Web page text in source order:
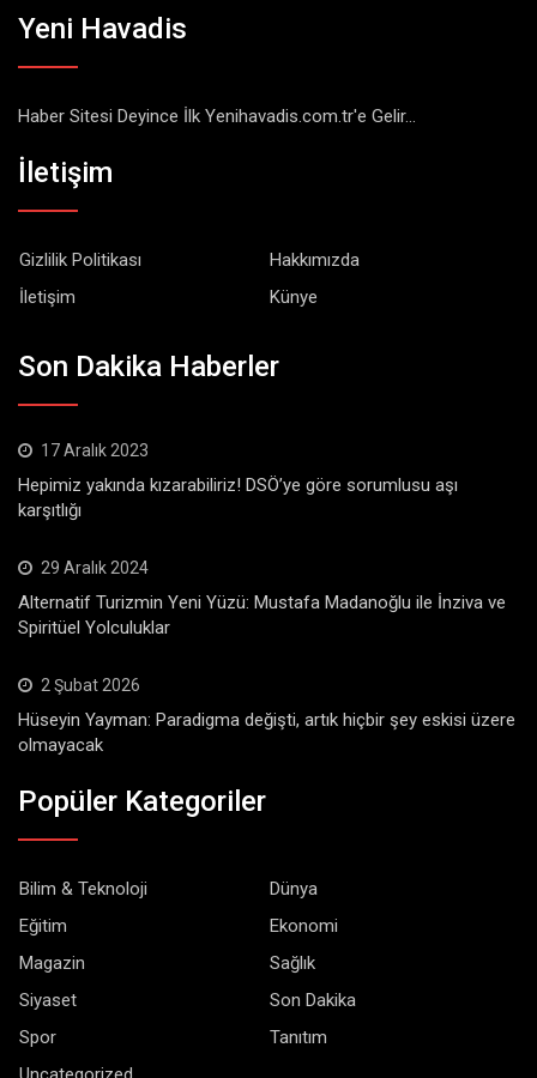
Yeni Havadis
Haber Sitesi Deyince İlk Yenihavadis.com.tr'e Gelir...
İletişim
Gizlilik Politikası
Hakkımızda
İletişim
Künye
Son Dakika Haberler
17 Aralık 2023
Hepimiz yakında kızarabiliriz! DSÖ’ye göre sorumlusu aşı
karşıtlığı
29 Aralık 2024
Alternatif Turizmin Yeni Yüzü: Mustafa Madanoğlu ile İnziva ve
Spiritüel Yolculuklar
2 Şubat 2026
Hüseyin Yayman: Paradigma değişti, artık hiçbir şey eskisi üzere
olmayacak
Popüler Kategoriler
Bilim & Teknoloji
Dünya
Eğitim
Ekonomi
Magazin
Sağlık
Siyaset
Son Dakika
Spor
Tanıtım